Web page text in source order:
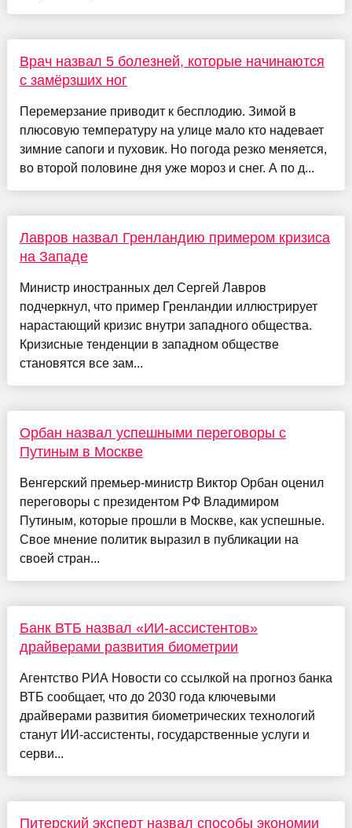
Врач назвал 5 болезней, которые начинаются
с замёрзших ног
Перемерзание приводит к бесплодию. Зимой в
плюсовую температуру на улице мало кто надевает
зимние сапоги и пуховик. Но погода резко меняется,
во второй половине дня уже мороз и снег. А по д...
Лавров назвал Гренландию примером кризиса
на Западе
Министр иностранных дел Сергей Лавров
подчеркнул, что пример Гренландии иллюстрирует
нарастающий кризис внутри западного общества.
Кризисные тенденции в западном обществе
становятся все зам...
Орбан назвал успешными переговоры с
Путиным в Москве
Венгерский премьер-министр Виктор Орбан оценил
переговоры с президентом РФ Владимиром
Путиным, которые прошли в Москве, как успешные.
Свое мнение политик выразил в публикации на
своей стран...
Банк ВТБ назвал «ИИ-ассистентов»
драйверами развития биометрии
Агентство РИА Новости со ссылкой на прогноз банка
ВТБ сообщает, что до 2030 года ключевыми
драйверами развития биометрических технологий
станут ИИ-ассистенты, государственные услуги и
серви...
Питерский эксперт назвал способы экономии